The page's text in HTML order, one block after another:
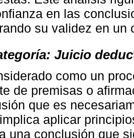
en las
su validez en un
Juicio
como un
de premisas o
que es
aplicar
una conclusión que